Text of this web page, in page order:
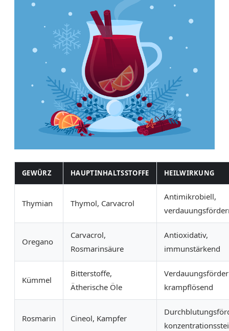
GEWÜRZ HAUPTINHALTSSTOFFE HEILWIRKUNG
Thymian Thymol, Carvacrol
Antimikrobiell,
Oregano
Carvacrol,
Rosmarinsäure
Antioxidativ,
immunstärkend
Kümmel
Bitterstoffe,
Ätherische Öle
krampflösend
Rosmarin Cineol, Kampfer